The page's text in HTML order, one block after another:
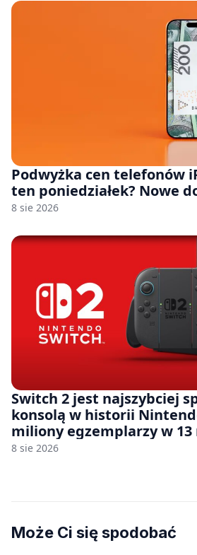
Podwyżka cen telefonów
ten poniedziałek? Nowe
8 sie 2026
Switch 2 jest najszybciej
konsolą w historii
miliony egzemplarzy w 13
8 sie 2026
Może Ci się spodobać